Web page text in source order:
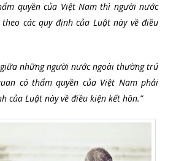
quyền của Việt Nam thì người nước
các quy định của Luật này về điều
những người nước ngoài thường trú
có thẩm quyền của Việt Nam phải
của Luật này về điều kiện kết hôn.”